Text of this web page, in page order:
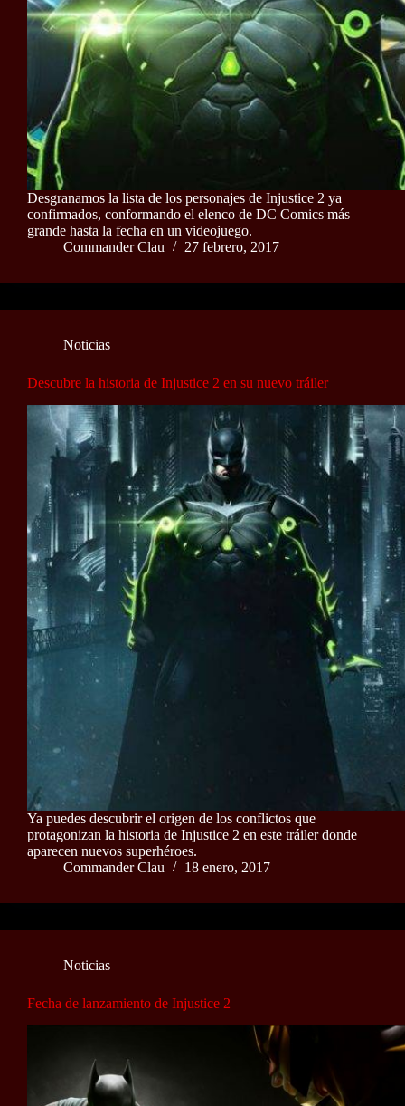
Desgranamos la lista de los personajes de Injustice 2 ya
confirmados, conformando el elenco de DC Comics más
grande hasta la fecha en un videojuego.
Commander Clau
27 febrero, 2017
Noticias
Descubre la historia de Injustice 2 en su nuevo tráiler
Ya puedes descubrir el origen de los conflictos que
protagonizan la historia de Injustice 2 en este tráiler donde
aparecen nuevos superhéroes.
Commander Clau
18 enero, 2017
Noticias
Fecha de lanzamiento de Injustice 2